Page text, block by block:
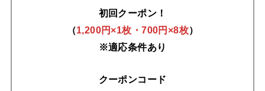
初回クーポン！
（1,200円×1枚・700円×8枚）
※適応条件あり
クーポンコード